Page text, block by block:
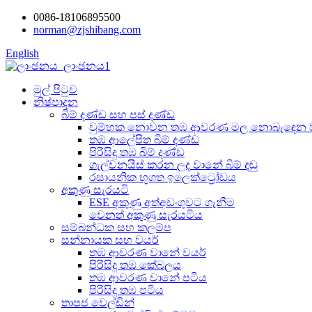
0086-18106895500
norman@zjshibang.com
English
මුල් පිටුව
නිෂ්පාදන
බිම් දණ්ඩ සහ පස් දණ්ඩ
චුම්භක නොවන තඹ ආවරණ මල නොබැඳෙන
තඹ ආලේපිත බිම් දණ්ඩ
පිරිසිදු තඹ බිම් දණ්ඩ
ගැල්වනයිස් කරන ලද වානේ බිම් දඬු
රසායනික භූගත ඉලෙක්ට්‍රෝඩය
අකුණු සැරයටි
ESE අකුණු අත්අඩංගුවට ගැනීම
වෙනත් අකුණු සැරයටිය
සම්බන්ධක සහ කලම්ප
සන්නායක සහ වයර්
තඹ ආවරණ වානේ වයර්
පිරිසිදු තඹ කේබලය
තඹ ආවරණ වානේ පටිය
පිරිසිදු තඹ පටිය
තාපජ වෙල්ඩින්